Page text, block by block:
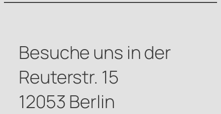
Besuche uns in der
Reuterstr. 15
12053 Berlin